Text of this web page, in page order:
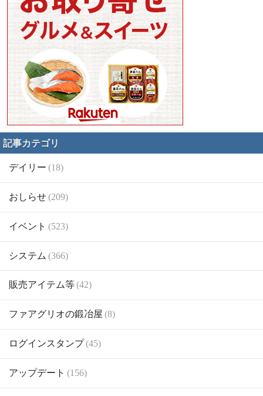
記事カテゴリ
デイリー (18)
おしらせ(209)
イベント (523)
システム (366)
販売アイテム等(42)
ファアグリオの鍛冶屋 (8)
ログインスタンプ(45)
アップデート (156)